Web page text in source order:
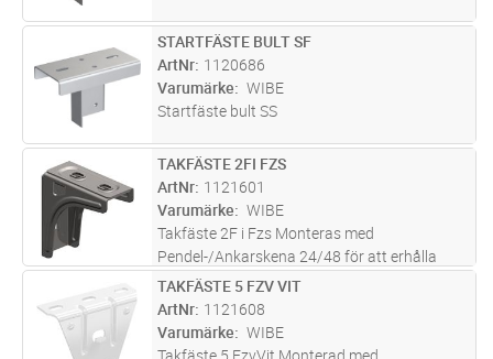
ST Lägg i kundvagn
STARTFÄSTE BULT SF
ArtNr 1120686
Varumärke
WIBE
Startfäste bult SS
ST Lägg i kundvagn
TAKFÄSTE 2FI FZS
ArtNr 1121601
Varumärke
WIBE
Takfäste 2F i Fzs Monteras med
Pendel-/Ankarskena 24/48 för att erhålla
takpendlar med önskad längd
ST Lägg i kundvagn
TAKFÄSTE 5 FZV VIT
ArtNr 1121608
Varumärke
WIBE